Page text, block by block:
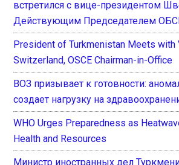
встретился с вице-президентом
Действующим Председателем
President of Turkmenistan Meets
Switzerland, OSCE Chairman-in-Office
ВОЗ призывает к готовности:
создает нагрузку на
WHO Urges Preparedness as
Health and Resources
Министр иностранных дел